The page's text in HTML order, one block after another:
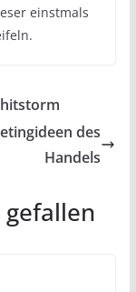
einstmals
des
Handels